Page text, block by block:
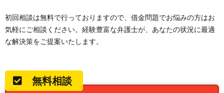
初回相談は無料で行っておりますので、借金問題でお悩みの方はお
気軽にご相談ください。経験豊富な弁護士が、あなたの状況に最適
な解決策をご提案いたします。
無料相談